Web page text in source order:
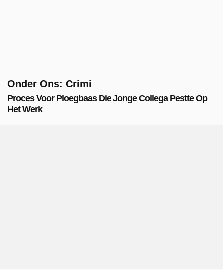
Onder Ons: Crimi
Proces Voor Ploegbaas Die Jonge Collega Pestte Op
Het Werk